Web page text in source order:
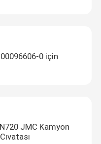
0 için
JMC Kamyon